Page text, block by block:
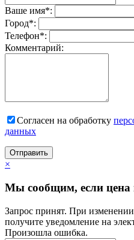
Ваше имя*:
Город*:
Телефон*:
Комментарий:
Согласен на обработку
данных
Отправить
×
Мы сообщим, если цена
Запрос принят. При
получите уведомление на
Произошла ошибка.